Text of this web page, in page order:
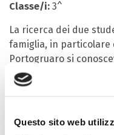
Questo sito web
Classe/i: 3^
La ricerca dei due
famiglia, in particolare
Portogruaro si
Bellio che aveva
deportazione certa. Il
si è rafforzato nel